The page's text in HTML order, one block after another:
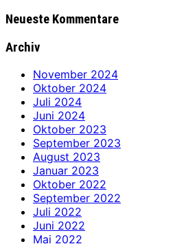
Neueste Kommentare
Archiv
November 2024
Oktober 2024
Juli 2024
Juni 2024
Oktober 2023
September 2023
August 2023
Januar 2023
Oktober 2022
September 2022
Juli 2022
Juni 2022
Mai 2022